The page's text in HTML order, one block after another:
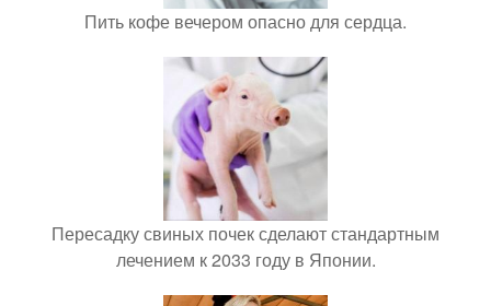
Пить кофе вечером опасно для сердца.
Пересадку свиных почек сделают стандартным
лечением к 2033 году в Японии.